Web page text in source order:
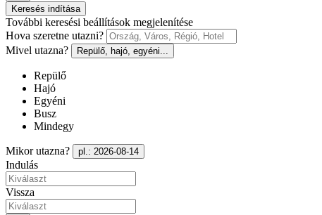
Keresés indítása
További keresési beállítások megjelenítése
Hova szeretne utazni?
Mivel utazna?
Repülő, hajó, egyéni...
Repülő
Hajó
Egyéni
Busz
Mindegy
Mikor utazna? pl.: 2026-08-14
Indulás
Vissza